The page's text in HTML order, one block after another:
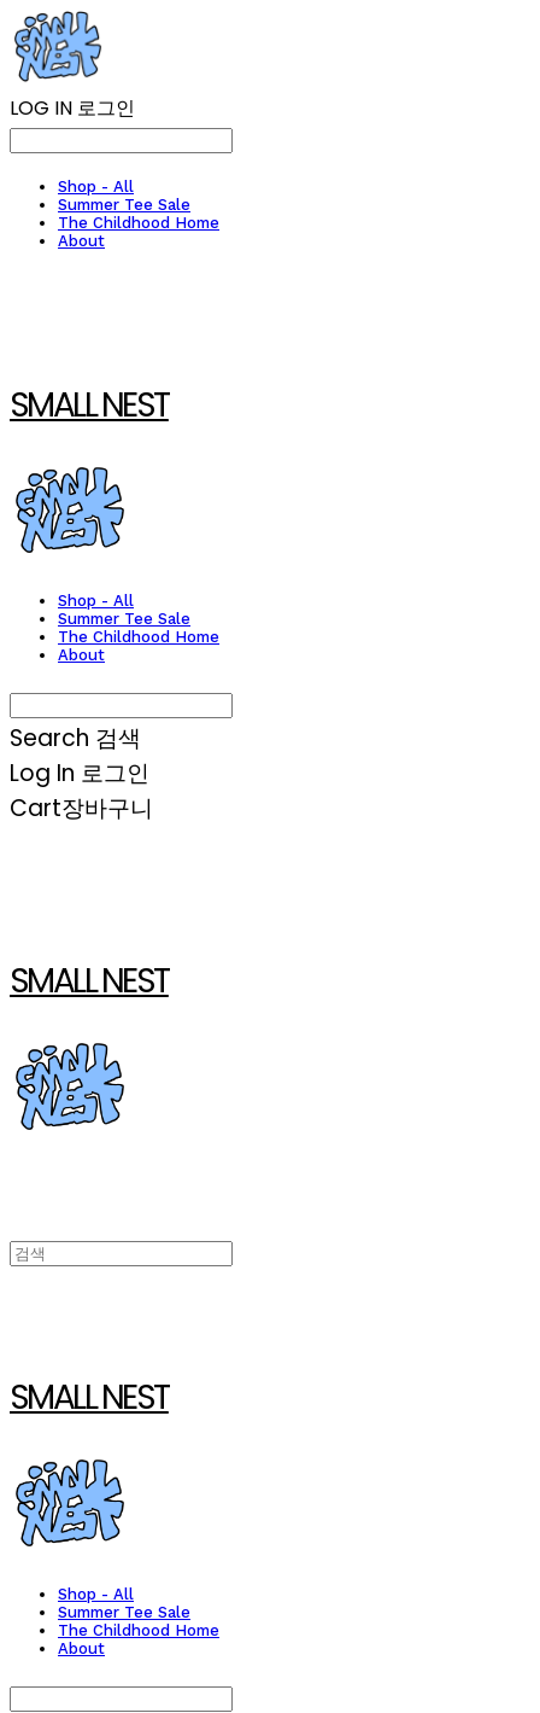
LOG IN 로그인
Shop - All
Summer Tee Sale
The Childhood Home
About
SMALL NEST
Shop - All
Summer Tee Sale
The Childhood Home
About
Search 검색
Log In 로그인
Cart장바구니
SMALL NEST
SMALL NEST
Shop - All
Summer Tee Sale
The Childhood Home
About